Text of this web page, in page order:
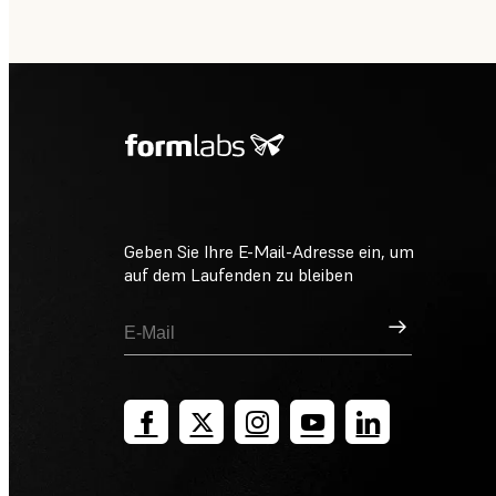
Geben Sie Ihre E-Mail-Adresse ein, um
auf dem Laufenden zu bleiben
Registrieren